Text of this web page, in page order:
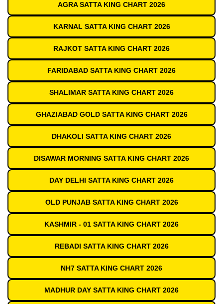
AGRA SATTA KING CHART 2026
KARNAL SATTA KING CHART 2026
RAJKOT SATTA KING CHART 2026
FARIDABAD SATTA KING CHART 2026
SHALIMAR SATTA KING CHART 2026
GHAZIABAD GOLD SATTA KING CHART 2026
DHAKOLI SATTA KING CHART 2026
DISAWAR MORNING SATTA KING CHART 2026
DAY DELHI SATTA KING CHART 2026
OLD PUNJAB SATTA KING CHART 2026
KASHMIR - 01 SATTA KING CHART 2026
REBADI SATTA KING CHART 2026
NH7 SATTA KING CHART 2026
MADHUR DAY SATTA KING CHART 2026